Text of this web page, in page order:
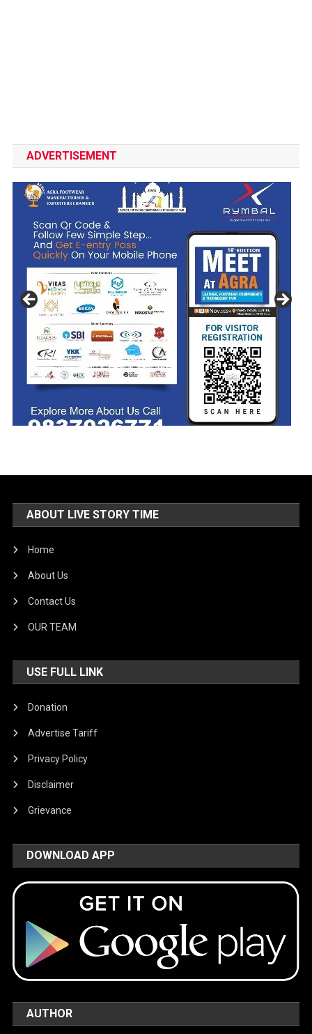
ADVERTISEMENT
ABOUT LIVE STORY TIME
Home
About Us
Contact Us
OUR TEAM
USE FULL LINK
Donation
Advertise Tariff
Privacy Policy
Disclaimer
Grievance
DOWNLOAD APP
AUTHOR